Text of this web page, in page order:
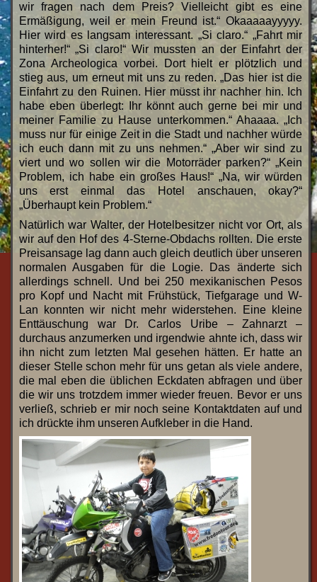
wir fragen nach dem Preis? Vielleicht gibt es eine
Ermäßigung, weil er mein Freund ist.“ Okaaaaayyyyy.
Hier wird es langsam interessant. „Si claro.“ „Fahrt mir
hinterher!“ „Si claro!“ Wir mussten an der Einfahrt der
Zona Archeologica vorbei. Dort hielt er plötzlich und
stieg aus, um erneut mit uns zu reden. „Das hier ist die
Einfahrt zu den Ruinen. Hier müsst ihr nachher hin. Ich
habe eben überlegt: Ihr könnt auch gerne bei mir und
meiner Familie zu Hause unterkommen.“ Ahaaaa. „Ich
muss nur für einige Zeit in die Stadt und nachher würde
ich euch dann mit zu uns nehmen.“ „Aber wir sind zu
viert und wo sollen wir die Motorräder parken?“ „Kein
Problem, ich habe ein großes Haus!“ „Na, wir würden
uns erst einmal das Hotel anschauen, okay?“
„Überhaupt kein Problem.“
Natürlich war Walter, der Hotelbesitzer nicht vor Ort, als
wir auf den Hof des 4-Sterne-Obdachs rollten. Die erste
Preisansage lag dann auch gleich deutlich über unseren
normalen Ausgaben für die Logie. Das änderte sich
allerdings schnell. Und bei 250 mexikanischen Pesos
pro Kopf und Nacht mit Frühstück, Tiefgarage und W-
Lan konnten wir nicht mehr widerstehen. Eine kleine
Enttäuschung war Dr. Carlos Uribe – Zahnarzt –
durchaus anzumerken und irgendwie ahnte ich, dass wir
ihn nicht zum letzten Mal gesehen hätten. Er hatte an
dieser Stelle schon mehr für uns getan als viele andere,
die mal eben die üblichen Eckdaten abfragen und über
die wir uns trotzdem immer wieder freuen. Bevor er uns
verließ, schrieb er mir noch seine Kontaktdaten auf und
ich drückte ihm unseren Aufkleber in die Hand.